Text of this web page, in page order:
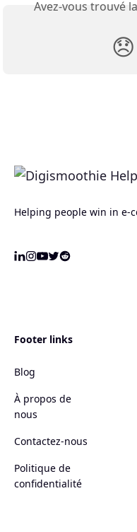
Avez-vous trouvé
😞
Helping people win in e-
Footer links
Blog
À propos de
nous
Contactez-nous
Politique de
confidentialité